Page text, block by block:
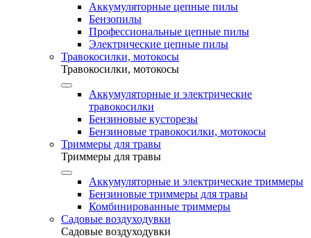
Аккумуляторные цепные пилы
Бензопилы
Профессиональные цепные пилы
Электрические цепные пилы
Травокосилки, мотокосы
Травокосилки, мотокосы
Аккумуляторные и электрические
травокосилки
Бензиновые кусторезы
Бензиновые травокосилки, мотокосы
Триммеры для травы
Триммеры для травы
Аккумуляторные и электрические триммеры
Бензиновые триммеры для травы
Комбинированные триммеры
Садовые воздуходувки
Садовые воздуходувки